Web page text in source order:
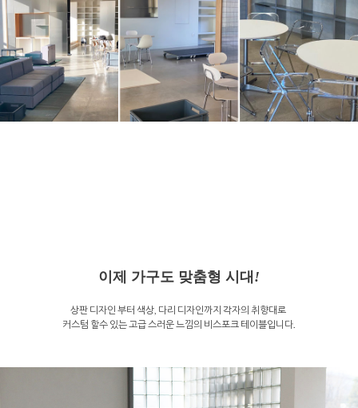
이제 가구도 맞춤형 시대 !
상판 디자인 부터 색상, 다리 디자인까지 각자의 취향대로
커스텀 할수 있는 고급 스러운 느낌의 비스포크 테이블입니다.